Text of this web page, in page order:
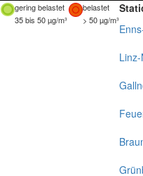
gering belastet
belastet
35 bis 50 µg/m³ > 50 µg/m³